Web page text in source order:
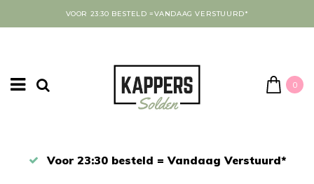
VOOR 23:30 BESTELD =VANDAAG VERSTUURD*
0
Afrekenen in een veilige omgeving